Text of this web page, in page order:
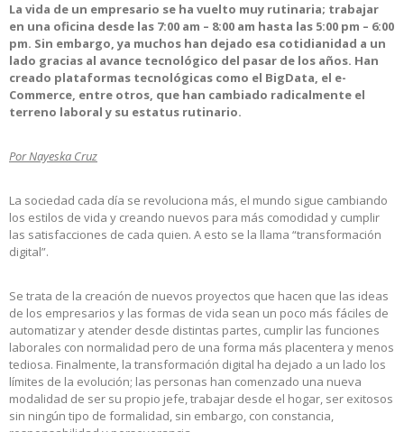
La vida de un empresario se ha vuelto muy rutinaria; trabajar
en una oficina desde las 7:00 am – 8:00 am hasta las 5:00 pm – 6:00
pm. Sin embargo, ya muchos han dejado esa cotidianidad a un
lado gracias al avance tecnológico del pasar de los años. Han
creado plataformas tecnológicas como el BigData, el e-
Commerce, entre otros, que han cambiado radicalmente el
terreno laboral y su estatus rutinario.
Por Nayeska Cruz
La sociedad cada día se revoluciona más, el mundo sigue cambiando
los estilos de vida y creando nuevos para más comodidad y cumplir
las satisfacciones de cada quien. A esto se la llama “transformación
digital”.
Se trata de la creación de nuevos proyectos que hacen que las ideas
de los empresarios y las formas de vida sean un poco más fáciles de
automatizar y atender desde distintas partes, cumplir las funciones
laborales con normalidad pero de una forma más placentera y menos
tediosa. Finalmente, la transformación digital ha dejado a un lado los
límites de la evolución; las personas han comenzado una nueva
modalidad de ser su propio jefe, trabajar desde el hogar, ser exitosos
sin ningún tipo de formalidad, sin embargo, con constancia,